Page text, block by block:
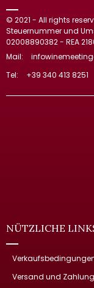
© 2021 - All rights
Steuernummer und
02008890382 - REA
Mail:
Tel:
+39 340 413 8251
NÜTZLICHE
Versand und Zahlung